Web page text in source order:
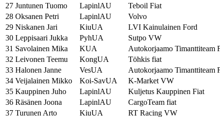
27 Juntunen Tuomo LapinlAU
Teboil Fiat
28 Oksanen Petri LapinlAU
Volvo
29 Niskanen Jari KiuUA
LVI Kainulainen Ford
30 Leppisaari Jukka PyhUA
Sutpo VW
31 Savolainen Mika KUA
Autokorjaamo Timanttiteam
32 Leivonen Teemu KongUA
Töhkis fiat
33 Halonen Janne VesUA
Autokorjaamo Timanttiteam
34 Veijalainen Mikko Koi-SavUA
K-Market VW
35 Kauppinen Juho LapinlAU
Kuljetus Kauppinen Fiat
36 Räsänen Joona LapinlAU
CargoTeam fiat
37 Turunen Arto KiuUA
RT Racing VW